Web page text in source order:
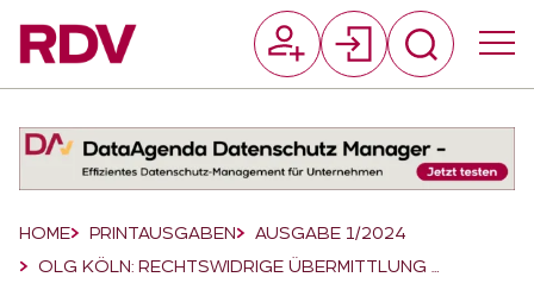
Breadcrumb-Navigation
HOME PRINTAUSGABEN
AUSGABE 1/2024
OLG KÖLN: RECHTSWIDRIGE ÜBERMITTLUNG …